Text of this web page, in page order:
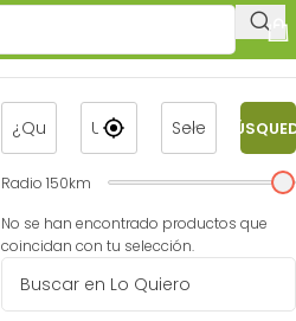
Radio150km
No se han encontrado productos que
coincidan con tu selección.